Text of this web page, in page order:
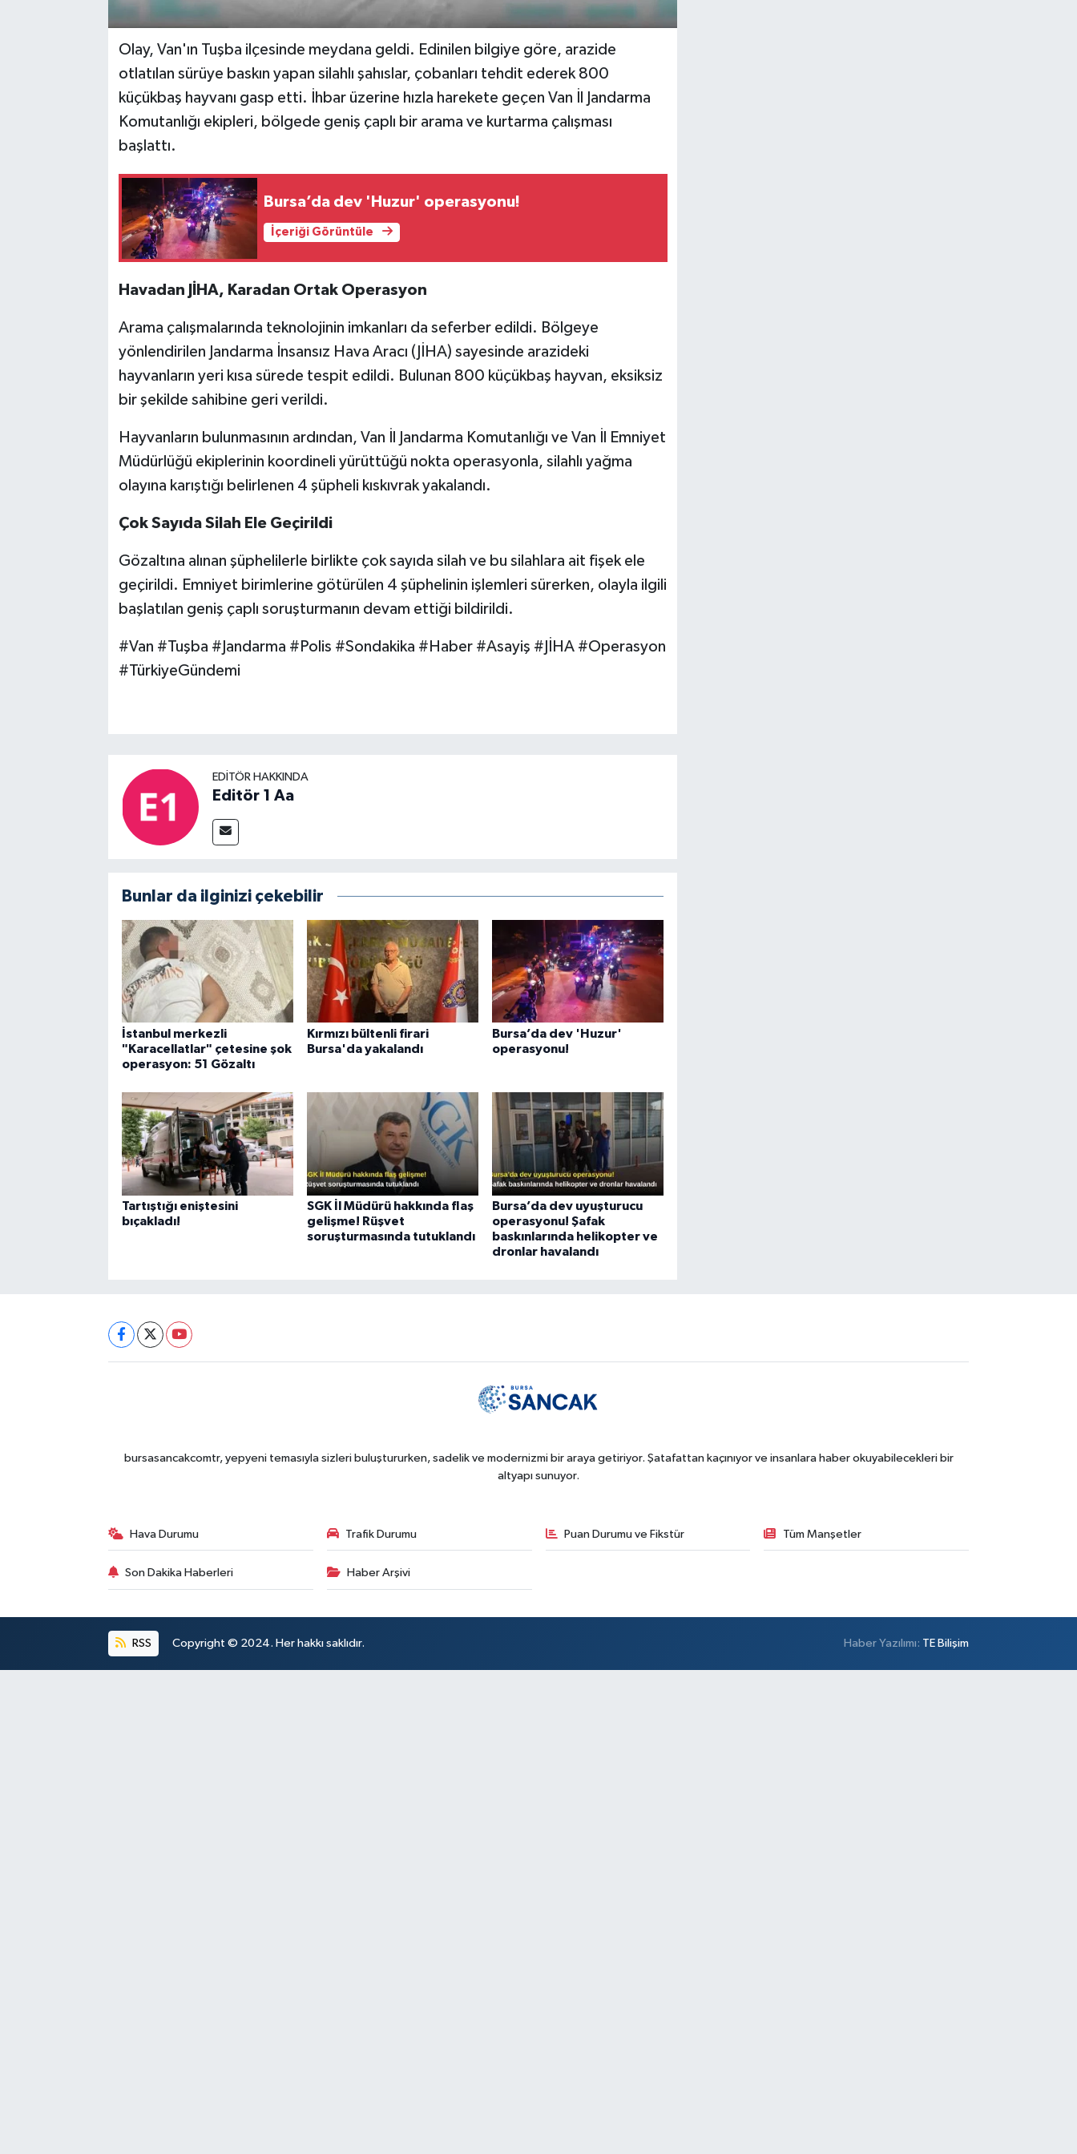
Olay, Van'ın Tuşba ilçesinde meydana geldi. Edinilen bilgiye göre, arazide
otlatılan sürüye baskın yapan silahlı şahıslar, çobanları tehdit ederek 800
küçükbaş hayvanı gasp etti. İhbar üzerine hızla harekete geçen Van İl Jandarma
Komutanlığı ekipleri, bölgede geniş çaplı bir arama ve kurtarma çalışması
başlattı.
Bursa’da dev 'Huzur' operasyonu!
İçeriği Görüntüle
Havadan JİHA, Karadan Ortak Operasyon
Arama çalışmalarında teknolojinin imkanları da seferber edildi. Bölgeye
yönlendirilen Jandarma İnsansız Hava Aracı (JİHA) sayesinde arazideki
hayvanların yeri kısa sürede tespit edildi. Bulunan 800 küçükbaş hayvan, eksiksiz
bir şekilde sahibine geri verildi.
Hayvanların bulunmasının ardından, Van İl Jandarma Komutanlığı ve Van İl Emniyet
Müdürlüğü ekiplerinin koordineli yürüttüğü nokta operasyonla, silahlı yağma
olayına karıştığı belirlenen 4 şüpheli kıskıvrak yakalandı.
Çok Sayıda Silah Ele Geçirildi
Gözaltına alınan şüphelilerle birlikte çok sayıda silah ve bu silahlara ait fişek ele
geçirildi. Emniyet birimlerine götürülen 4 şüphelinin işlemleri sürerken, olayla ilgili
başlatılan geniş çaplı soruşturmanın devam ettiği bildirildi.
#Van #Tuşba #Jandarma #Polis #Sondakika #Haber #Asayiş #JİHA #Operasyon
#TürkiyeGündemi
EDITÖR HAKKINDA
Editör 1 Aa
Bunlar da ilginizi çekebilir
İstanbul merkezli
"Karacellatlar" çetesine şok
operasyon: 51 Gözaltı
Kırmızı bültenli firari
Bursa'da yakalandı
Bursa’da dev 'Huzur'
operasyonu!
Tartıştığı eniştesini
bıçakladı!
SGK İl Müdürü hakkında flaş
gelişme! Rüşvet
soruşturmasında tutuklandı
Bursa’da dev uyuşturucu
operasyonu! Şafak
baskınlarında helikopter ve
dronlar havalandı
bursasancakcomtr, yepyeni temasıyla sizleri buluştururken, sadelik ve modernizmi bir araya getiriyor. Şatafattan kaçınıyor ve insanlara haber okuyabilecekleri bir
altyapı sunuyor.
Hava Durumu Trafik Durumu Puan Durumu ve Fikstür Tüm Manşetler
Son Dakika Haberleri Haber Arşivi
RSS Copyright © 2024. Her hakkı saklıdır. Haber Yazılımı: TE Bilişim